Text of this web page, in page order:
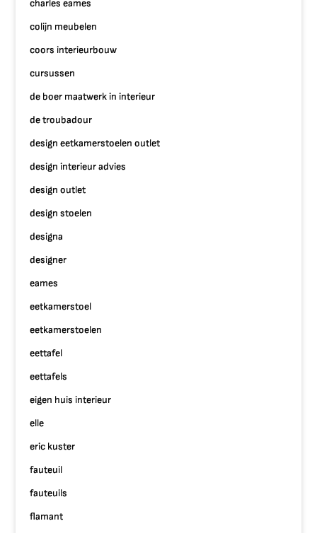
charles eames
colijn meubelen
coors interieurbouw
cursussen
de boer maatwerk in interieur
de troubadour
design eetkamerstoelen outlet
design interieur advies
design outlet
design stoelen
designa
designer
eames
eetkamerstoel
eetkamerstoelen
eettafel
eettafels
eigen huis interieur
elle
eric kuster
fauteuil
fauteuils
flamant